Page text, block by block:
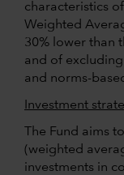
characteristics
Weighted
30% lower than
and of excluding
and norms-
Investment
The Fund aims
(weighted
investments in